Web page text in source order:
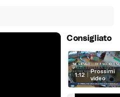
Consigliato
1:12 | Prossimi
video